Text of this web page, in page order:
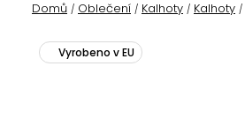
Domů / Oblečení / Kalhoty / Kalhoty /
Vyrobeno v EU